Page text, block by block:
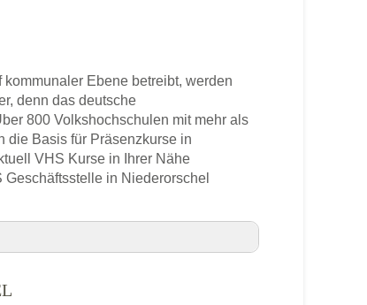
Ebene betreibt, werden
denn das deutsche
800 Volkshochschulen mit mehr als
die Basis für Präsenzkurse in
VHS Kurse in Ihrer Nähe
in Niederorschel